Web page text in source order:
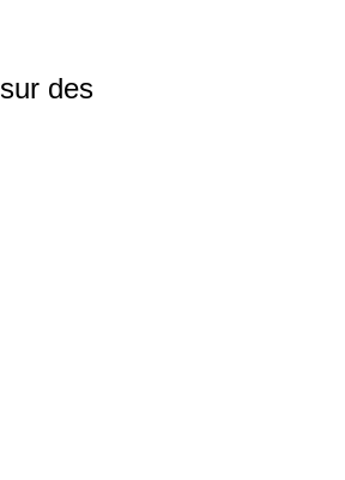
des